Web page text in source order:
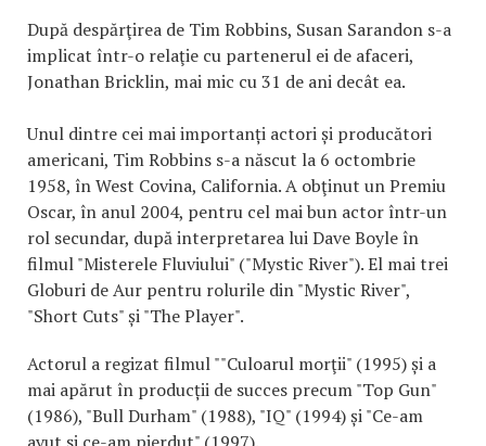
După despărţirea de Tim Robbins, Susan Sarandon s-a
implicat într-o relaţie cu partenerul ei de afaceri,
Jonathan Bricklin, mai mic cu 31 de ani decât ea.
Unul dintre cei mai importanți actori și producători
americani, Tim Robbins s-a născut la 6 octombrie
1958, în West Covina, California. A obţinut un Premiu
Oscar, în anul 2004, pentru cel mai bun actor într-un
rol secundar, după interpretarea lui Dave Boyle în
filmul "Misterele Fluviului" ("Mystic River"). El mai trei
Globuri de Aur pentru rolurile din "Mystic River",
"Short Cuts" și "The Player".
Actorul a regizat filmul ""Culoarul morţii" (1995) și a
mai apărut în producții de succes precum "Top Gun"
(1986), "Bull Durham" (1988), "IQ" (1994) și "Ce-am